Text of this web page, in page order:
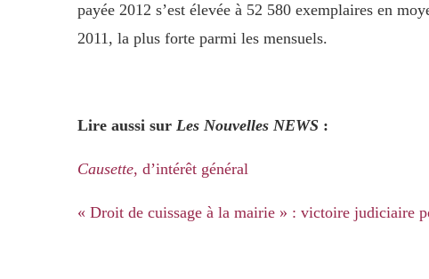
payée 2012 s’est élevée à 52 580 exemplaires en
2011, la plus forte parmi les mensuels.
Lire aussi sur Les Nouvelles NEWS :
Causette, d’intérêt général
« Droit de cuissage à la mairie » : victoire judiciaire